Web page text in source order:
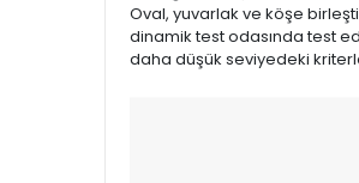
Oval, yuvarlak ve köşe
dinamik test odasında test
daha düşük seviyedeki